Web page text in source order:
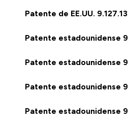
Patente de EE.UU.
Patente estadounidense
Patente estadounidense
Patente estadounidense
Patente estadounidense